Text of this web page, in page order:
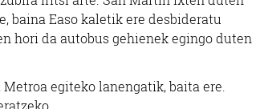
baina Easo kaletik ere desbideratu
hori da autobus gehienek egingo duten
egiteko lanengatik, baita ere.